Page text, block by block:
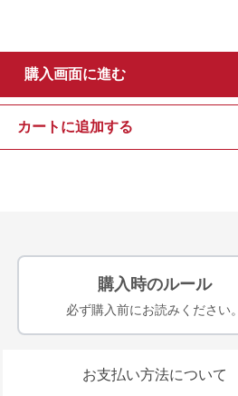
購入画面に進む
カートに追加する
購入時のルール
必ず購入前にお読みください。
お支払い方法について